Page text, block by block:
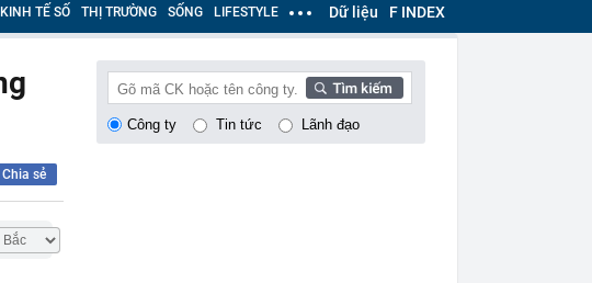
KINH TẾ SỐ THỊ TRƯỜNG SỐNG LIFESTYLE Dữ liệu F INDEX
Chia sẻ
Công ty Tin tức Lãnh đạo